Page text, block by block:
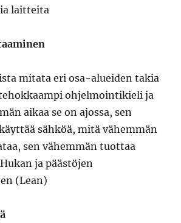
laitteita
mitata eri osa-alueiden takia
ohjelmointikieli ja
aikaa se on ajossa, sen
sähköä, mitä vähemmän
sen vähemmän tuottaa
ja päästöjen
(Lean)